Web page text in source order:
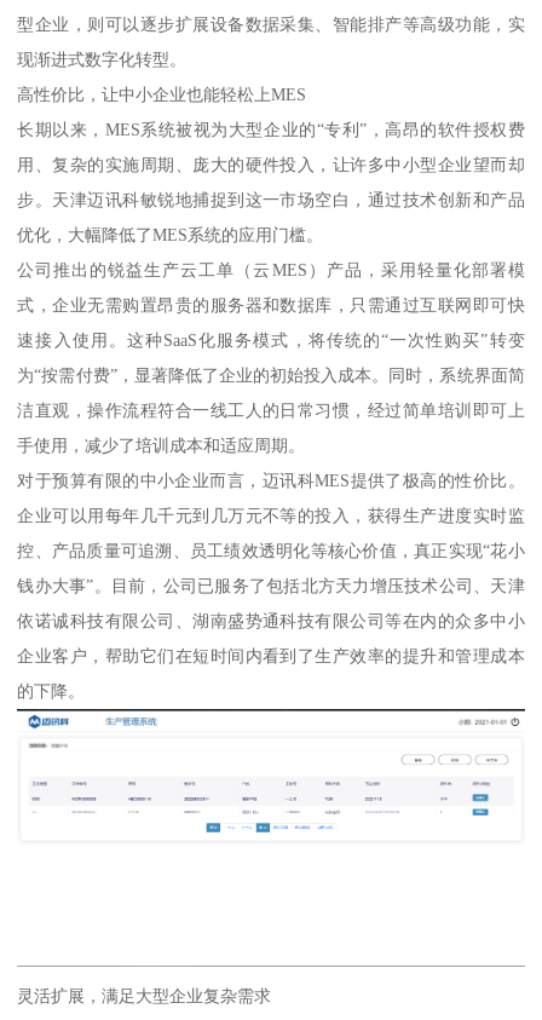
型企业，则可以逐步扩展设备数据采集、智能排产等高级功能，实
现渐进式数字化转型。
高性价比，让中小企业也能轻松上MES
长期以来，MES系统被视为大型企业的“专利”，高昂的软件授权费
用、复杂的实施周期、庞大的硬件投入，让许多中小型企业望而却
步。天津迈讯科敏锐地捕捉到这一市场空白，通过技术创新和产品
优化，大幅降低了MES系统的应用门槛。
公司推出的锐益生产云工单（云MES）产品，采用轻量化部署模
式，企业无需购置昂贵的服务器和数据库，只需通过互联网即可快
速接入使用。这种SaaS化服务模式，将传统的“一次性购买”转变
为“按需付费”，显著降低了企业的初始投入成本。同时，系统界面简
洁直观，操作流程符合一线工人的日常习惯，经过简单培训即可上
手使用，减少了培训成本和适应周期。
对于预算有限的中小企业而言，迈讯科MES提供了极高的性价比。
企业可以用每年几千元到几万元不等的投入，获得生产进度实时监
控、产品质量可追溯、员工绩效透明化等核心价值，真正实现“花小
钱办大事”。目前，公司已服务了包括北方天力增压技术公司、天津
依诺诚科技有限公司、湖南盛势通科技有限公司等在内的众多中小
企业客户，帮助它们在短时间内看到了生产效率的提升和管理成本
的下降。
灵活扩展，满足大型企业复杂需求